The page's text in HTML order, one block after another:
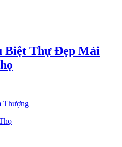
Biệt Thự Đẹp Mái
Thượng